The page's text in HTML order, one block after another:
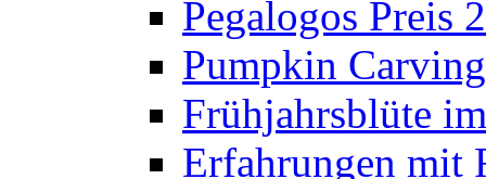
Pegalogos Preis
Pumpkin
Frühjahrsblüte
Erfahrungen mit